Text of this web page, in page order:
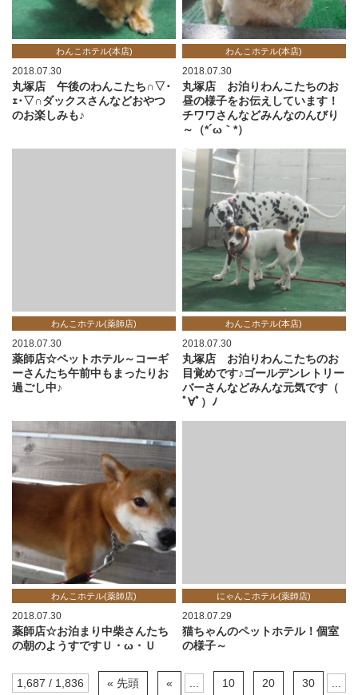
わんこホテル(本店)
2018.07.30
丸塚店 午後のわんこたち∩▽･
ｪ･▽∩ダックスさんなどおやつ
のお楽しみも♪
わんこホテル(本店)
2018.07.30
丸塚店 お泊りわんこたちのお
昼の様子をお伝えしています！
チワワさんなどみんなのんびり
～（*´ω｀*）
わんこホテル(薬師店)
2018.07.30
薬師店☆ペットホテル～コーギ
ーさんたち午前中もまったりお
過ごし中♪
わんこホテル(本店)
2018.07.30
丸塚店 お泊りわんこたちのお
目覚めです♪ゴールデンレトリー
バーさんなどみんな元気です（
ﾟ∀ﾟ）ﾉ
わんこホテル(薬師店)
2018.07.30
薬師店☆お泊まり中柴さんたち
の朝のようすですＵ・ω・Ｕ
にゃんこホテル(薬師店)
2018.07.29
猫ちゃんのペットホテル！個室
の様子～
1,687 / 1,836 « 先頭 « ... 10 20 30 ...